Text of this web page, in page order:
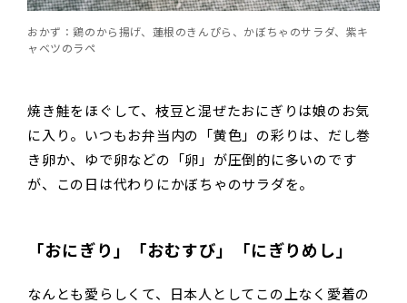
おかず：鶏のから揚げ、蓮根のきんぴら、かぼちゃのサラダ、紫キ
ャベツのラペ
焼き鮭をほぐして、枝豆と混ぜたおにぎりは娘のお気
に入り。いつもお弁当内の「黄色」の彩りは、だし巻
き卵か、ゆで卵などの「卵」が圧倒的に多いのです
が、この日は代わりにかぼちゃのサラダを。
「おにぎり」「おむすび」「にぎりめし」
なんとも愛らしくて、日本人としてこの上なく愛着の